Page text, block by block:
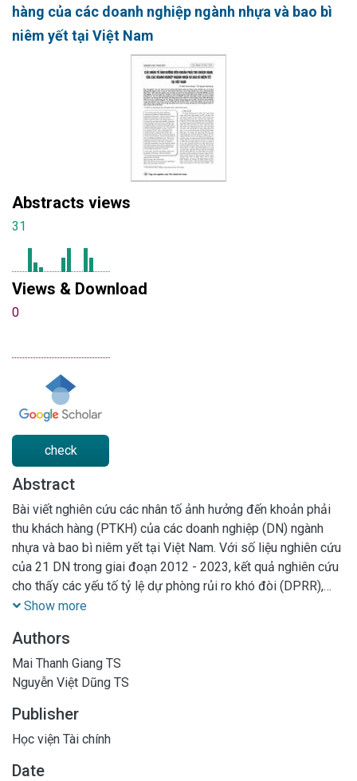
hàng của các doanh nghiệp ngành nhựa và bao bì
niêm yết tại Việt Nam
Abstracts views
31
Views & Download
0
check
Abstract
Bài viết nghiên cứu các nhân tố ảnh hưởng đến khoản phải
thu khách hàng (PTKH) của các doanh nghiệp (DN) ngành
nhựa và bao bì niêm yết tại Việt Nam. Với số liệu nghiên cứu
của 21 DN trong giai đoạn 2012 - 2023, kết quả nghiên cứu
cho thấy các yếu tố tỷ lệ dự phòng rủi ro khó đòi (DPRR),
quy mô DN (QMDN), tài chính ngắn hạn (TCNH) có ảnh
kê 1%. Các chỉ tiêu tăng trưởng doanh thu (GRDT), số năm
hoạt động (TUOI), doanh lợi doanh thu (DLDT), tỷ lệ hàng tồn
kho (HTK), khả năng thanh toán (KNTT) có ảnh hưởng cùng
có bằng chứng thống kê cho thấy chi phí tài chính (CPTC),
vòng quay tổng tài sản (VTS) có ảnh hưởng đến các khoản
chính sách trong xây dựng chính sách tín dụng thương mại
Show more
Authors
Mai Thanh Giang TS
Nguyễn Việt Dũng TS
Publisher
Học viện Tài chính
Date